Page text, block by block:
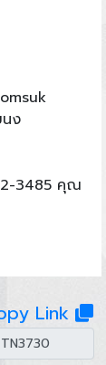
ง
3485 คุณ
Link